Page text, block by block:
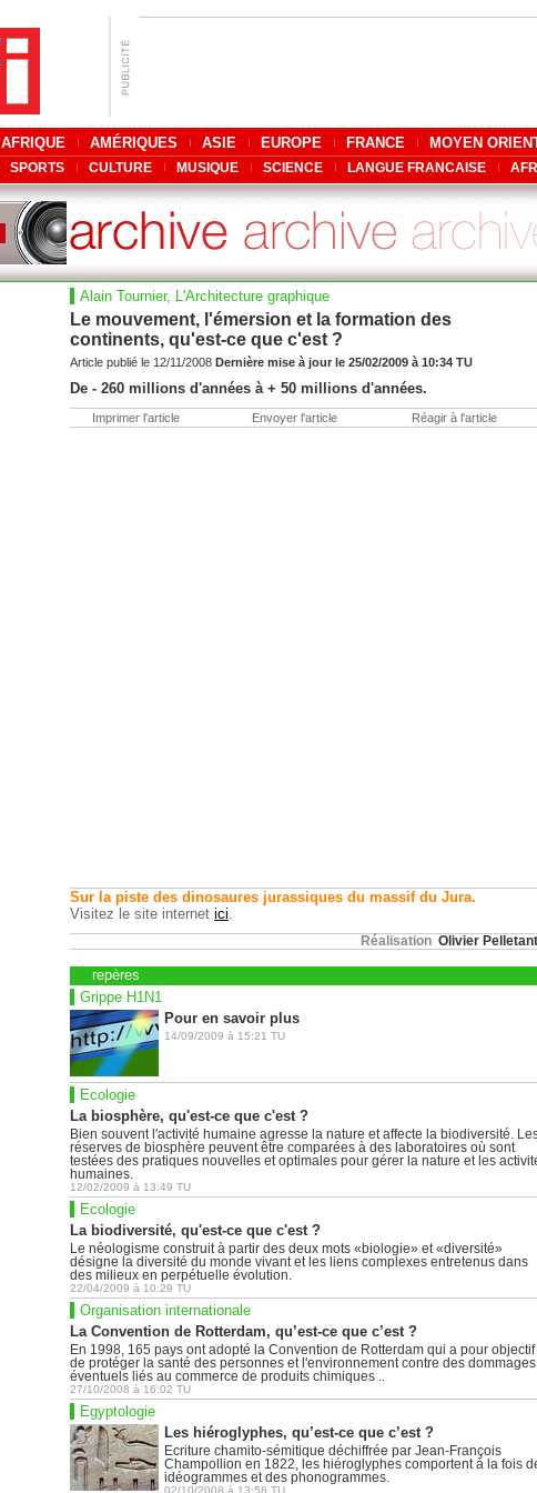
AFRIQUE AMÉRIQUES ASIE EUROPE FRANCE MOYEN
SPORTS CULTURE MUSIQUE SCIENCE LANGUE FRANCAISE
Alain Tournier, L'Architecture graphique
Le mouvement, l'émersion et la formation des
continents, qu'est-ce que c'est ?
Article publié le 12/11/2008 Dernière mise à jour le 25/02/2009 à 10:34 TU
De - 260 millions d'années à + 50 millions d'années.
Imprimer l'article Envoyer l'article Réagir à l'article
Sur la piste des dinosaures jurassiques du massif du Jura.
Visitez le site internet ici.
Réalisation Olivier Pelletant
repères
Grippe H1N1
Pour en savoir plus
14/09/2009 à 15:21 TU
Ecologie
La biosphère, qu'est-ce que c'est ?
Bien souvent l'activité humaine agresse la nature et affecte la biodiversité.
réserves de biosphère peuvent être comparées à des laboratoires où sont
testées des pratiques nouvelles et optimales pour gérer la nature et les
humaines.
12/02/2009 à 13:49 TU
Ecologie
La biodiversité, qu'est-ce que c'est ?
Le néologisme construit à partir des deux mots «biologie» et «diversité»
désigne la diversité du monde vivant et les liens complexes entretenus dans
des milieux en perpétuelle évolution.
22/04/2009 à 10:29 TU
Organisation internationale
La Convention de Rotterdam, qu’est-ce que c’est ?
En 1998, 165 pays ont adopté la Convention de Rotterdam qui a pour objectif
de protéger la santé des personnes et l'environnement contre des dommages
éventuels liés au commerce de produits chimiques ..
27/10/2008 à 16:02 TU
Egyptologie
Les hiéroglyphes, qu’est-ce que c’est ?
Ecriture chamito-sémitique déchiffrée par Jean-François
Champollion en 1822, les hiéroglyphes comportent à la fois
idéogrammes et des phonogrammes.
02/10/2008 à 13:58 TU